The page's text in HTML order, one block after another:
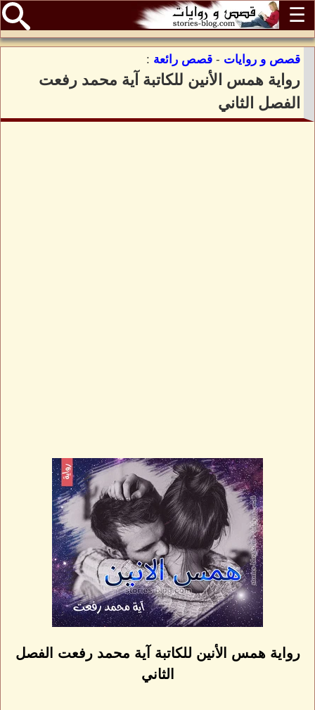
☰
قصص و روايات - قصص رائعة :
رواية همس الأنين للكاتبة آية محمد رفعت
الفصل الثاني
رواية همس الأنين للكاتبة آية محمد رفعت الفصل
الثاني